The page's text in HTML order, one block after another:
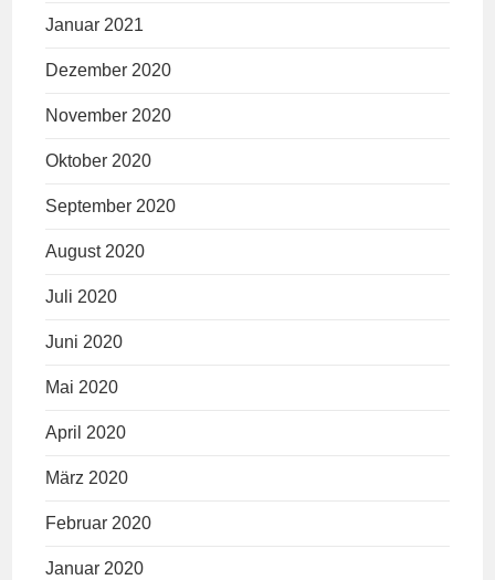
Januar 2021
Dezember 2020
November 2020
Oktober 2020
September 2020
August 2020
Juli 2020
Juni 2020
Mai 2020
April 2020
März 2020
Februar 2020
Januar 2020